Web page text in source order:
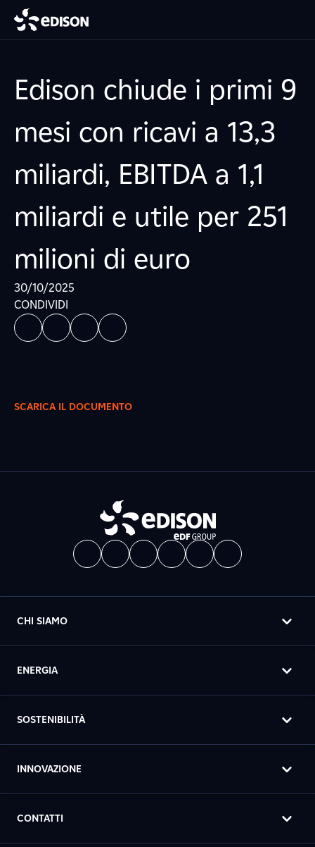
Edison chiude i primi 9
mesi con ricavi a 13,3
miliardi, EBITDA a 1,1
miliardi e utile per 251
milioni di euro
30/10/2025
CONDIVIDI
SCARICA IL DOCUMENTO
CHI SIAMO
ENERGIA
SOSTENIBILITÀ
INNOVAZIONE
CONTATTI